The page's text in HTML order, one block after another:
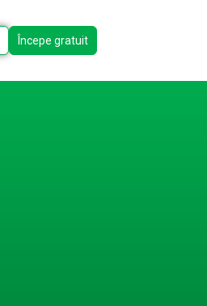
Începe gratuit